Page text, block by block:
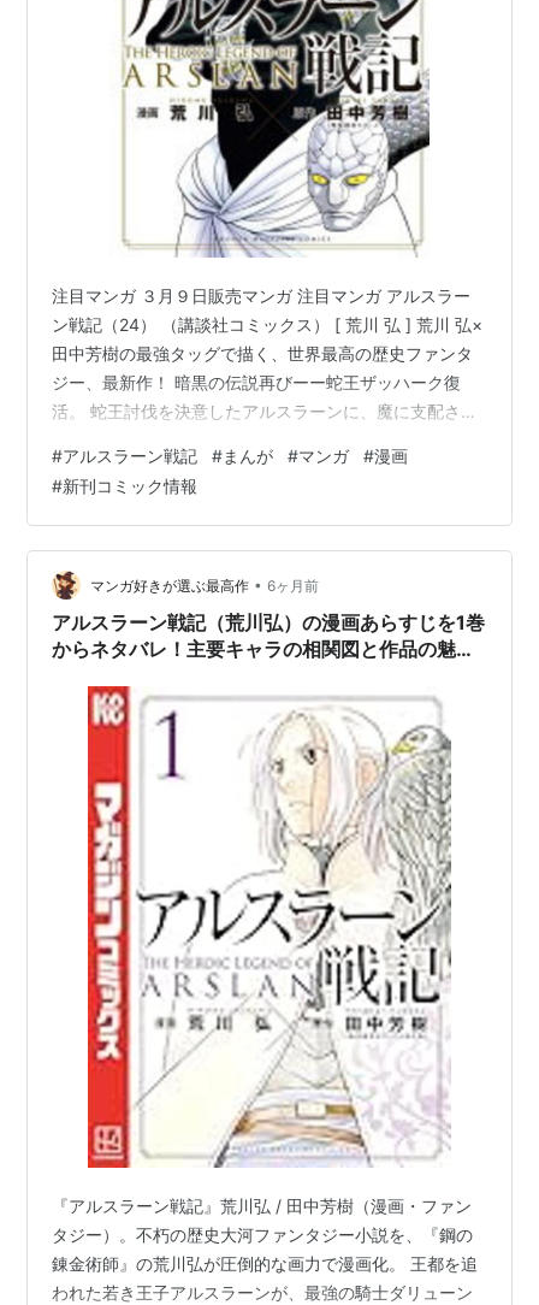
注目マンガ ３月９日販売マンガ 注目マンガ アルスラー
ン戦記（24） （講談社コミックス） [ 荒川 弘 ] 荒川 弘×
田中芳樹の最強タッグで描く、世界最高の歴史ファンタ
ジー、最新作！ 暗黒の伝説再びーー蛇王ザッハーク復
活。 蛇王討伐を決意したアルスラーンに、魔に支配され
樹(原著) アルスラーン戦記（24） （講談社コミックス）
[ 荒川 弘 ] 楽天で購入 ３月９日販売マンガ 魔女と傭兵
（8） （KCデラックス） [ 宮木 真人 ] 楽天で購入 WIND
BREAKER（25） （講談社コミックス） [ にい さとる ]
楽天で…
#アルスラーン戦記 #まんが #マンガ #漫画
#新刊コミック情報
マンガ好きが選ぶ最高作 • 6ヶ月前
アルスラーン戦記（荒川弘）の漫画あらすじを1巻
からネタバレ！主要キャラの相関図と作品の魅力
『アルスラーン戦記』荒川弘 / 田中芳樹（漫画・ファン
タジー）。不朽の歴史大河ファンタジー小説を、『鋼の
錬金術師』の荒川弘が圧倒的な画力で漫画化。 王都を追
われた若き王子アルスラーンが、最強の騎士ダリューン